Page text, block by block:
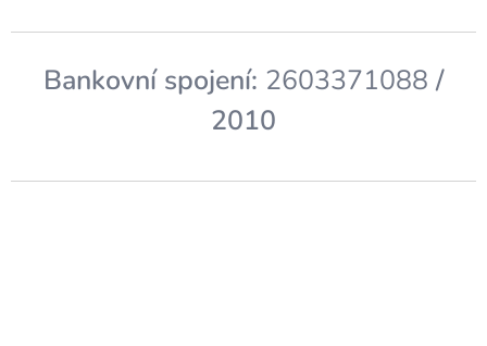
Bankovní spojení: 2603371088 /
2010